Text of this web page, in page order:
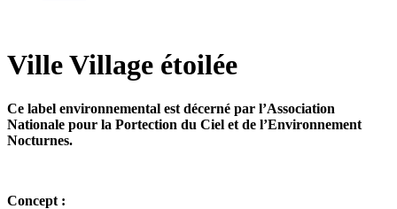
Ville Village étoilée
Ce label environnemental est décerné par l’Association
Nationale pour la Portection du Ciel et de l’Environnement
Nocturnes.
Concept :